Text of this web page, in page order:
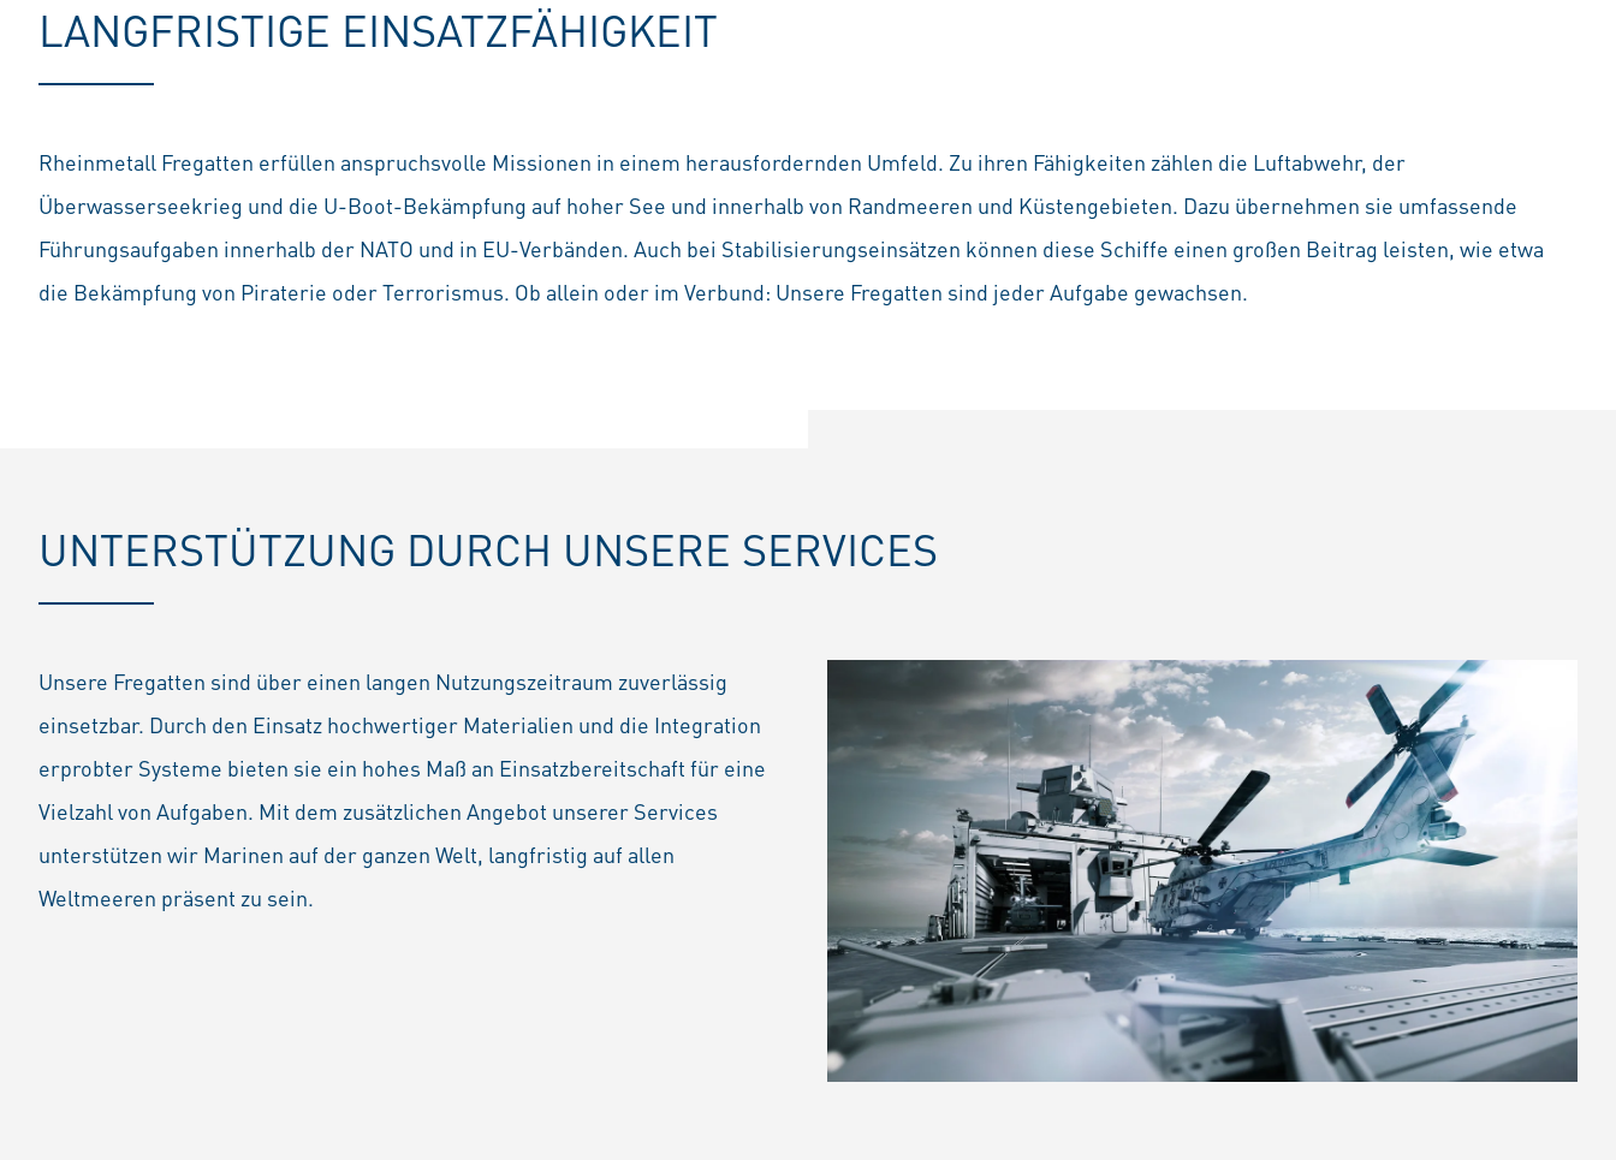
LANGFRISTIGE EINSATZFÄHIGKEIT
Rheinmetall Fregatten erfüllen anspruchsvolle Missionen in einem herausfordernden Umfeld. Zu ihren Fähigkeiten zählen die Luftabwehr, der
Überwasserseekrieg und die U-Boot-Bekämpfung auf hoher See und innerhalb von Randmeeren und Küstengebieten. Dazu übernehmen sie umfassende
Führungsaufgaben innerhalb der NATO und in EU-Verbänden. Auch bei Stabilisierungseinsätzen können diese Schiffe einen großen Beitrag leisten, wie etwa
die Bekämpfung von Piraterie oder Terrorismus. Ob allein oder im Verbund: Unsere Fregatten sind jeder Aufgabe gewachsen.
UNTERSTÜTZUNG DURCH UNSERE SERVICES
Unsere Fregatten sind über einen langen Nutzungszeitraum zuverlässig
einsetzbar. Durch den Einsatz hochwertiger Materialien und die Integration
erprobter Systeme bieten sie ein hohes Maß an Einsatzbereitschaft für eine
Vielzahl von Aufgaben. Mit dem zusätzlichen Angebot unserer Services
unterstützen wir Marinen auf der ganzen Welt, langfristig auf allen
Weltmeeren präsent zu sein.